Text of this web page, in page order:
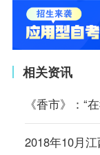
相关资讯
《香市》：“
2018年10月